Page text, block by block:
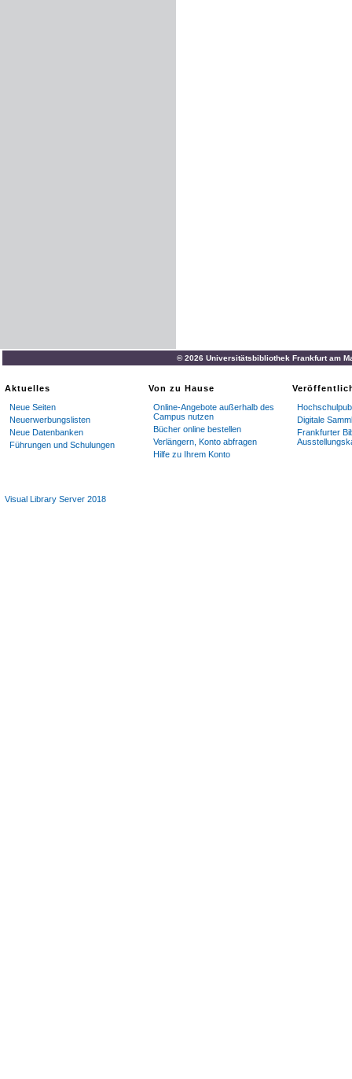
© 2026 Universitätsbibliothek Frankfurt am
Aktuelles
Neue Seiten
Neuerwerbungslisten
Neue Datenbanken
Führungen und Schulungen
Von zu Hause
Online-Angebote außerhalb des
Campus nutzen
Bücher online bestellen
Verlängern, Konto abfragen
Hilfe zu Ihrem Konto
Digitale
Frankfurter
Visual Library Server 2018